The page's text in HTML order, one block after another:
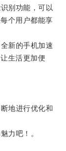
别功能，可以
个用户都能享
新的手机加速
生活更加便
地进行优化和
力吧！。